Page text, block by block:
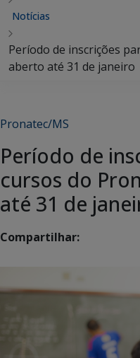
Notícias
Período de inscrições
aberto até 31 de janeiro
Pronatec/MS
Período de
cursos do
até 31 de
Compartilhar: